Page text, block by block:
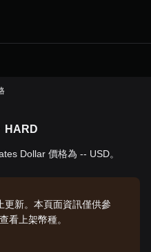
HARD
Dollar 價格為 -- USD。
更新。本頁面資訊僅供參
看上架幣種。